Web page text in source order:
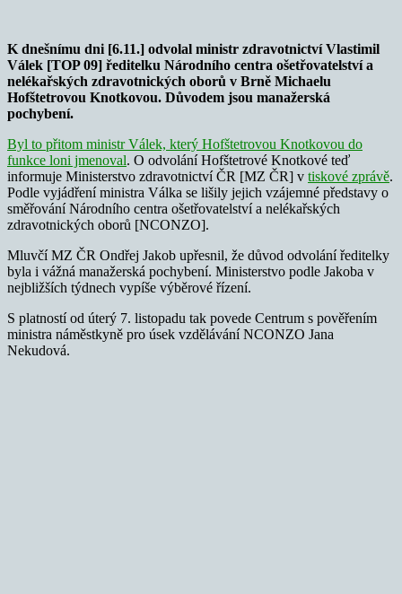
K dnešnímu dni [6.11.] odvolal ministr zdravotnictví Vlastimil
Válek [TOP 09] ředitelku Národního centra ošetřovatelství a
nelékařských zdravotnických oborů v Brně Michaelu
Hofštetrovou Knotkovou. Důvodem jsou manažerská
pochybení.
Byl to přitom ministr Válek, který Hofštetrovou Knotkovou do
funkce loni jmenoval. O odvolání Hofštetrové Knotkové teď
informuje Ministerstvo zdravotnictví ČR [MZ ČR] v tiskové zprávě.
Podle vyjádření ministra Válka se lišily jejich vzájemné představy o
směřování Národního centra ošetřovatelství a nelékařských
zdravotnických oborů [NCONZO].
Mluvčí MZ ČR Ondřej Jakob upřesnil, že důvod odvolání ředitelky
byla i vážná manažerská pochybení. Ministerstvo podle Jakoba v
nejbližších týdnech vypíše výběrové řízení.
S platností od úterý 7. listopadu tak povede Centrum s pověřením
ministra náměstkyně pro úsek vzdělávání NCONZO Jana
Nekudová.